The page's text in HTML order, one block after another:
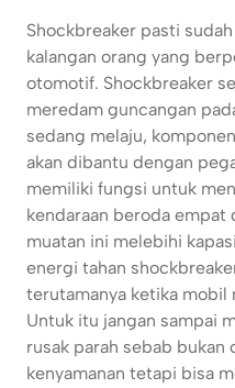
Shockbreaker pasti
kalangan orang yang
otomotif. Shockbreaker
meredam guncangan
sedang melaju,
akan dibantu dengan
memiliki fungsi untuk
kendaraan beroda empat
muatan ini melebihi
energi tahan
terutamanya ketika mobil
Untuk itu jangan sampai
rusak parah sebab bukan
kenyamanan tetapi bisa